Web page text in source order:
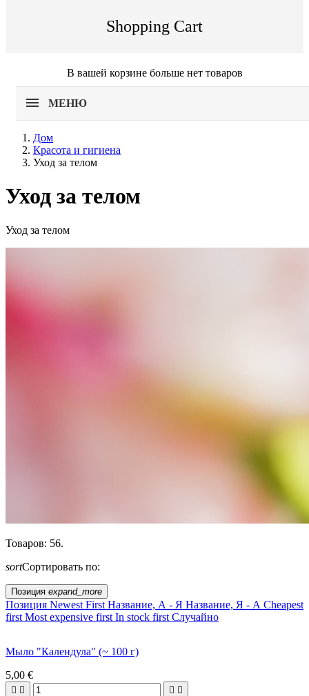
Shopping Cart
В вашей корзине больше нет товаров
МЕНЮ
Дом
Красота и гигиена
Уход за телом
Уход за телом
Уход за телом
Товаров: 56.
sortСортировать по:
Позиция expand_more
Позиция Newest First Название, А - Я Название, Я - А Cheapest
first Most expensive first In stock first Случайно
Мыло "Календула" (~ 100 г)
5,00 €
   